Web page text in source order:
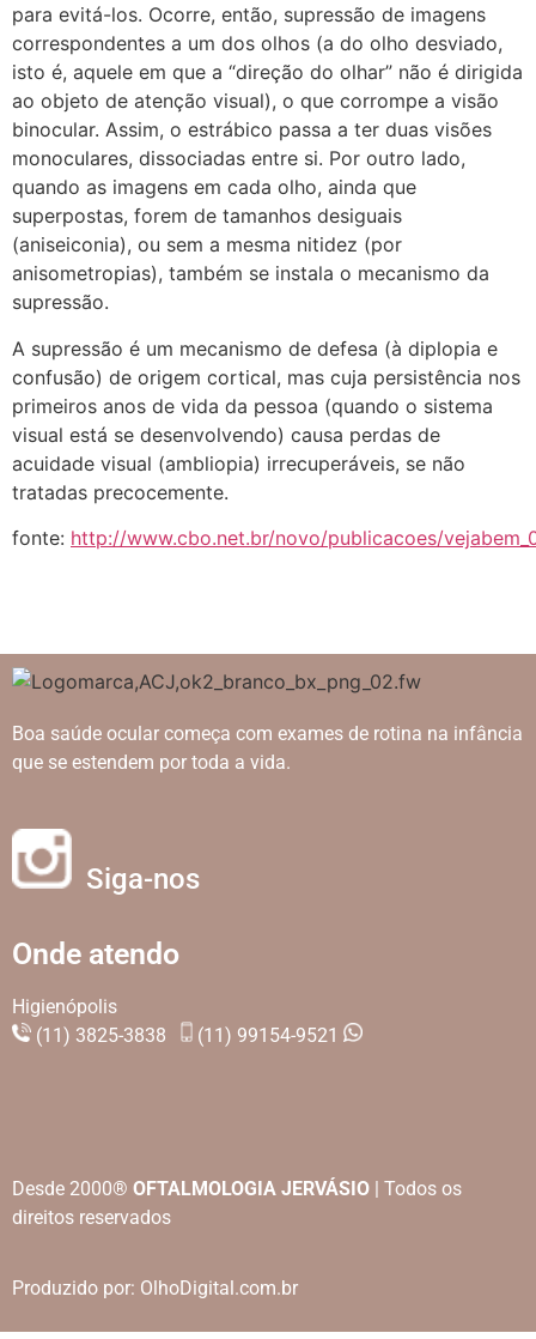
para evitá-los. Ocorre, então, supressão de imagens
correspondentes a um dos olhos (a do olho desviado,
isto é, aquele em que a “direção do olhar” não é dirigida
ao objeto de atenção visual), o que corrompe a visão
binocular. Assim, o estrábico passa a ter duas visões
monoculares, dissociadas entre si. Por outro lado,
quando as imagens em cada olho, ainda que
superpostas, forem de tamanhos desiguais
(aniseiconia), ou sem a mesma nitidez (por
anisometropias), também se instala o mecanismo da
supressão.
A supressão é um mecanismo de defesa (à diplopia e
confusão) de origem cortical, mas cuja persistência nos
primeiros anos de vida da pessoa (quando o sistema
visual está se desenvolvendo) causa perdas de
acuidade visual (ambliopia) irrecuperáveis, se não
tratadas precocemente.
fonte: http://www.cbo.net.br/novo/publicacoes/
Boa saúde ocular começa com exames de rotina na infância
que se estendem por toda a vida.
Siga-nos
Onde atendo
Higienópolis
(11) 3825-3838
(11) 99154-9521
Desde 2000® OFTALMOLOGIA JERVÁSIO | Todos os
direitos reservados
Produzido por: OlhoDigital.com.br